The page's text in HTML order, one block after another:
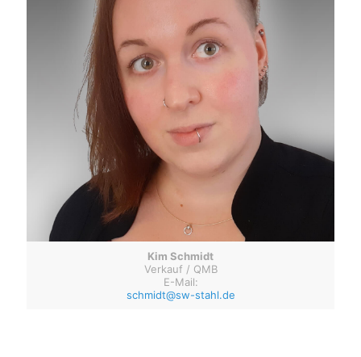
Kim Schmidt
Verkauf / QMB
E-Mail:
schmidt@sw-stahl.de